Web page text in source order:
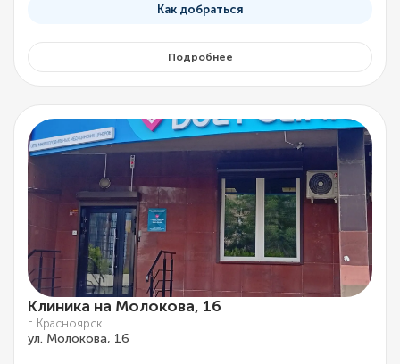
Как добраться
Подробнее
Клиника на Молокова, 16
г. Красноярск
ул. Молокова, 16